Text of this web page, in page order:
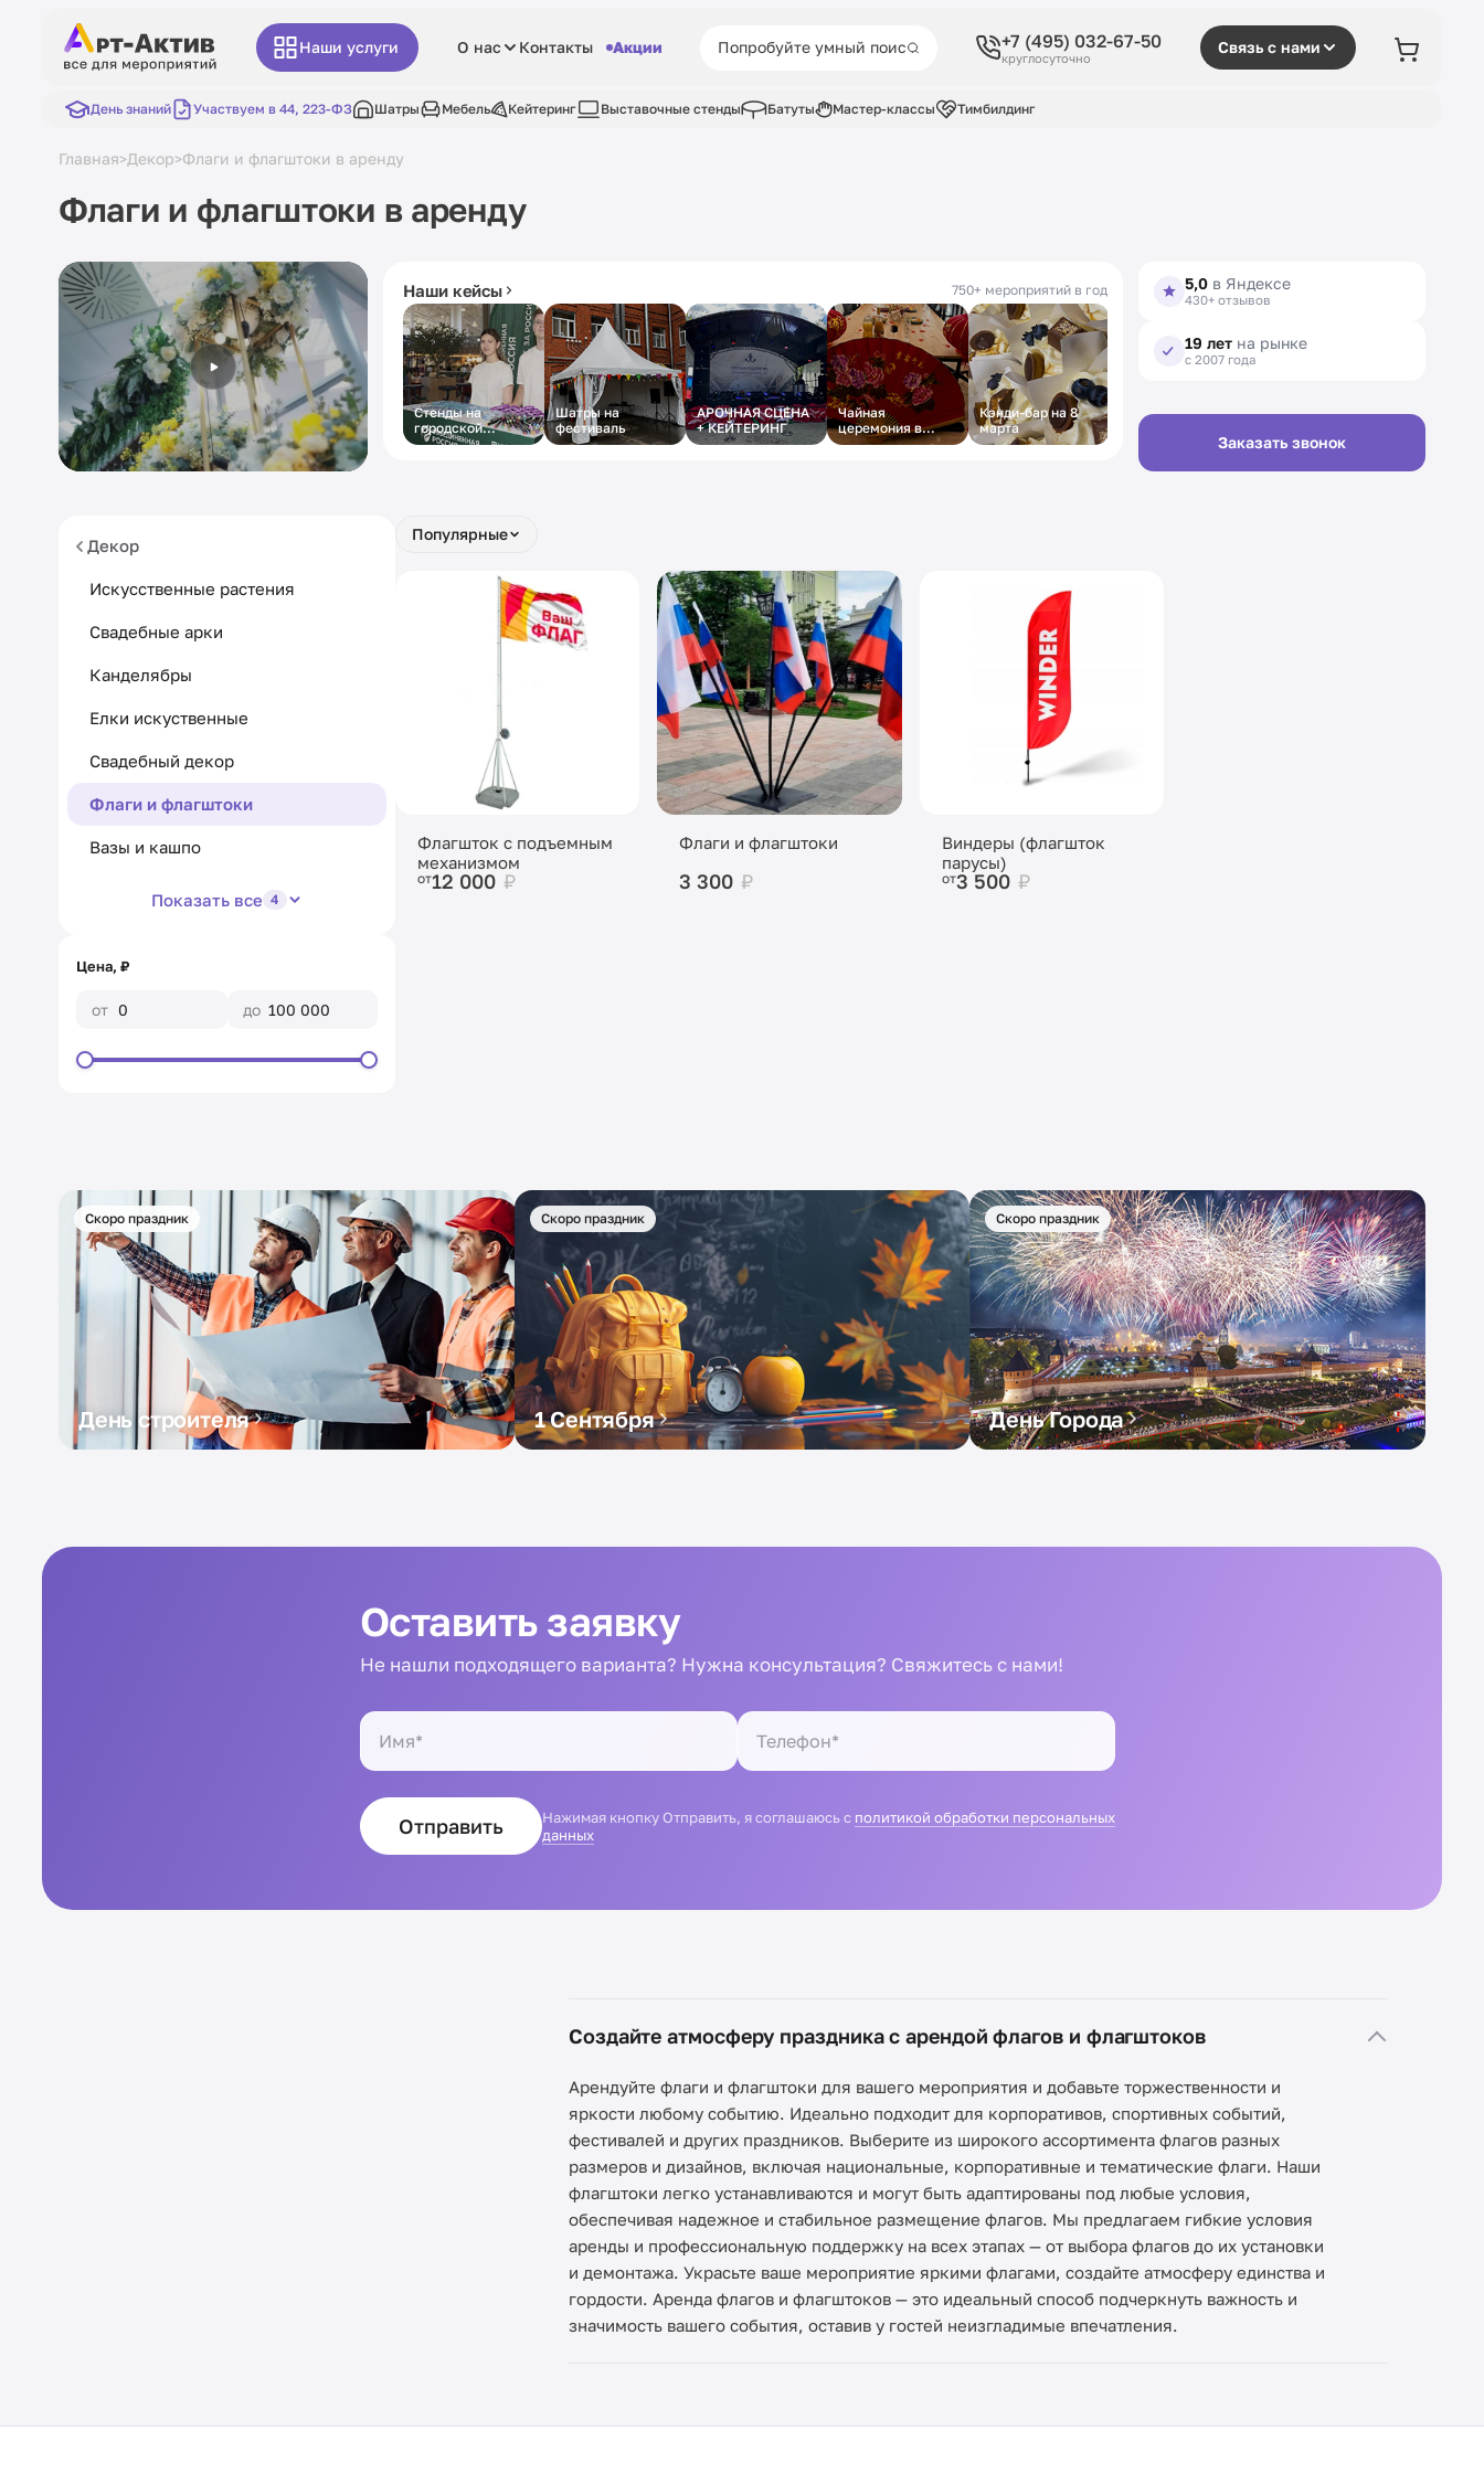
Наши услуги О нас Контакты Акции +7 (495) 032-67-50
круглосуточно
Связь с нами
День знаний Участвуем в 44, 223-ФЗ Шатры Мебель Кейтеринг Выставочные стенды Батуты Мастер-классы Тимбилдинг
Главная>Декор>Флаги и флагштоки в аренду
Флаги и флагштоки в аренду
Наши кейсы 750+ мероприятий в год
Стенды на
городской
праздник
Шатры на
фестиваль
АРОЧНАЯ СЦЕНА
+ КЕЙТЕРИНГ
Чайная
церемония в
Международный
Кэнди-бар на 8
марта
5,0 в Яндексе
430+ отзывов
19 лет на рынке
с 2007 года
Заказать звонок
Декор
Искусственные растения
Свадебные арки
Канделябры
Елки искуственные
Свадебный декор
Флаги и флагштоки
Вазы и кашпо
Показать все 4
Цена, ₽
от до
Популярные
Флагшток с подъемным
механизмом
от12 000 ₽
Флаги и флагштоки
3 300 ₽
Виндеры (флагшток
парусы)
от3 500 ₽
Скоро праздник
День строителя
Скоро праздник
1 Сентября
Скоро праздник
День Города
Оставить заявку
Не нашли подходящего варианта? Нужна консультация? Свяжитесь с нами!
Отправить Нажимая кнопку Отправить, я соглашаюсь с политикой обработки персональных
данных
Создайте атмосферу праздника с арендой флагов и флагштоков
Арендуйте флаги и флагштоки для вашего мероприятия и добавьте торжественности и
яркости любому событию. Идеально подходит для корпоративов, спортивных событий,
фестивалей и других праздников. Выберите из широкого ассортимента флагов разных
размеров и дизайнов, включая национальные, корпоративные и тематические флаги. Наши
флагштоки легко устанавливаются и могут быть адаптированы под любые условия,
обеспечивая надежное и стабильное размещение флагов. Мы предлагаем гибкие условия
аренды и профессиональную поддержку на всех этапах — от выбора флагов до их установки
и демонтажа. Украсьте ваше мероприятие яркими флагами, создайте атмосферу единства и
гордости. Аренда флагов и флагштоков — это идеальный способ подчеркнуть важность и
значимость вашего события, оставив у гостей неизгладимые впечатления.